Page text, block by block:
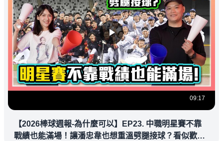
09:17
【2026棒球週報-為什麼可以】EP23. 中職明星賽不靠
戰績也能滿場！讓潘忠韋也想重溫劈腿接球？看似歡樂